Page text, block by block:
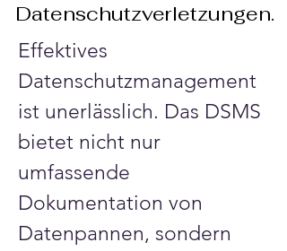
Datenschutzverletzungen.
Effektives
Datenschutzmanagement
ist unerlässlich. Das DSMS
bietet nicht nur
umfassende
Dokumentation von
Datenpannen, sondern